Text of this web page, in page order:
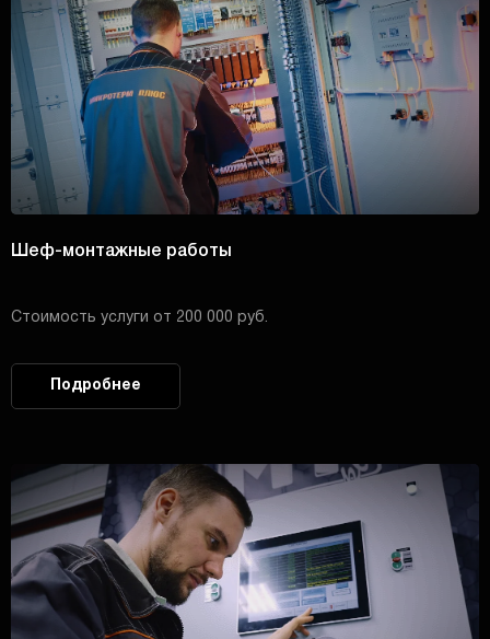
Шеф-монтажные работы
Стоимость услуги от 200 000 руб.
Подробнее